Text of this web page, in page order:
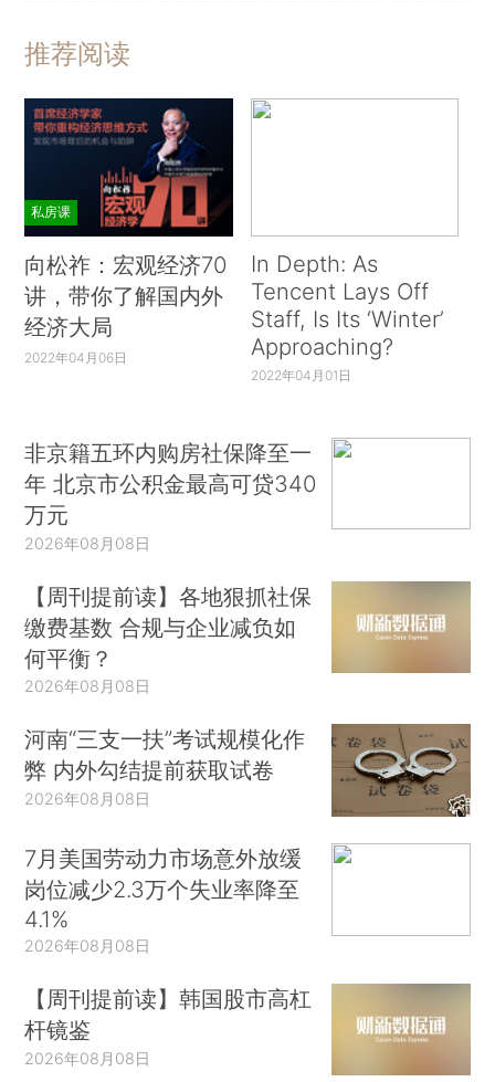
推荐阅读
私房课
向松祚：宏观经济70
讲，带你了解国内外
经济大局
2022年04月06日
In Depth: As
Tencent Lays Off
Staff, Is Its ‘Winter’
Approaching?
2022年04月01日
非京籍五环内购房社保降至一
年 北京市公积金最高可贷340
万元
2026年08月08日
【周刊提前读】各地狠抓社保
缴费基数 合规与企业减负如
何平衡？
2026年08月08日
河南“三支一扶”考试规模化作
弊 内外勾结提前获取试卷
2026年08月08日
7月美国劳动力市场意外放缓
岗位减少2.3万个失业率降至
4.1%
2026年08月08日
【周刊提前读】韩国股市高杠
杆镜鉴
2026年08月08日